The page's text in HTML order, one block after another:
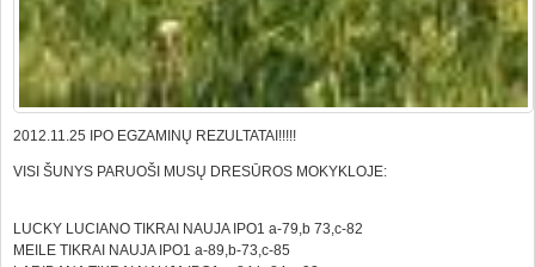
2012.11.25 IPO EGZAMINŲ REZULTATAI!!!!!
VISI ŠUNYS PARUOŠI MUSŲ DRESŪROS MOKYKLOJE:
LUCKY LUCIANO TIKRAI NAUJA IPO1 a-79,b 73,c-82
MEILE TIKRAI NAUJA IPO1 a-89,b-73,c-85